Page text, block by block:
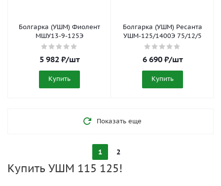
Болгарка (УШМ) Фиолент
МШУ13-9-125Э
5 982₽/шт
Купить
Болгарка (УШМ) Ресанта
УШМ-125/1400Э 75/12/5
6 690₽/шт
Купить
Показать еще
1 2
Купить УШМ 115 125!